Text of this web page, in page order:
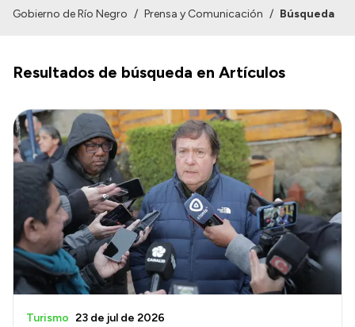
Autoridades
Referentes de prensa
Archivo de noticias
Transparencia
Presupuesto
Boletín Oficial
Compras y licitaciones
Consulta de expedientes
Gobierno de Río Negro / Prensa y Comunicación / Búsqueda
Resultados de búsqueda en Artículos
Turismo 23 de jul de 2026